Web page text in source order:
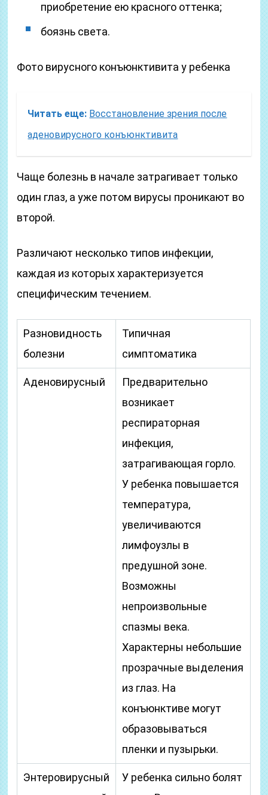
приобретение ею красного оттенка;
боязнь света.
Фото вирусного конъюнктивита у ребенка
Читать еще: Восстановление зрения после
аденовирусного конъюнктивита
Чаще болезнь в начале затрагивает только
один глаз, а уже потом вирусы проникают во
второй.
Различают несколько типов инфекции,
каждая из которых характеризуется
специфическим течением.
Разновидность
болезни
Типичная
симптоматика
Аденовирусный
Предварительно
возникает
респираторная
инфекция,
затрагивающая горло.
У ребенка повышается
температура,
увеличиваются
лимфоузлы в
предушной зоне.
Возможны
непроизвольные
спазмы века.
Характерны небольшие
прозрачные выделения
из глаз. На
конъюнктиве могут
образовываться
пленки и пузырьки.
Энтеровирусный
У ребенка сильно болят